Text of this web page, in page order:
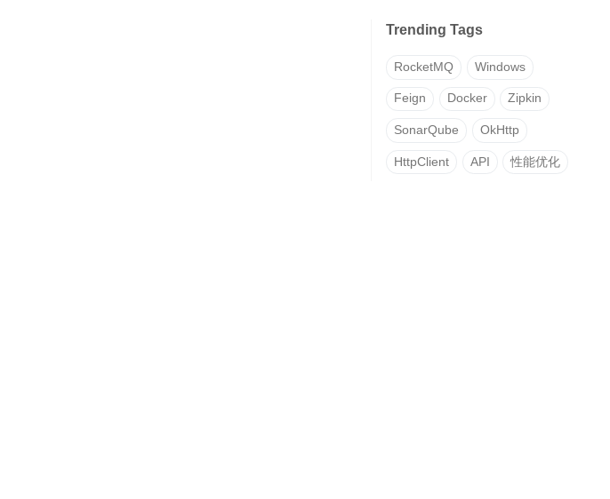
Trending Tags
RocketMQ Windows
Feign Docker Zipkin
SonarQube OkHttp
HttpClient API 性能优化